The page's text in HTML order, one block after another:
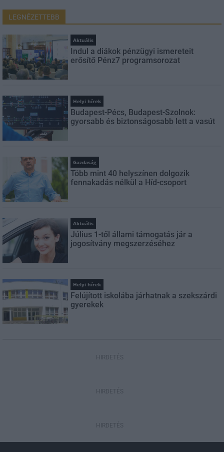
LEGNÉZETTEBB
Aktuális
Indul a diákok pénzügyi ismereteit
erősítő Pénz7 programsorozat
Helyi hírek
Budapest-Pécs, Budapest-Szolnok:
gyorsabb és biztonságosabb lett a vasút
Gazdaság
Több mint 40 helyszínen dolgozik
fennakadás nélkül a Híd-csoport
Aktuális
Július 1-től állami támogatás jár a
jogosítvány megszerzéséhez
Helyi hírek
Felújított iskolába járhatnak a szekszárdi
gyerekek
HIRDETÉS
HIRDETÉS
HIRDETÉS